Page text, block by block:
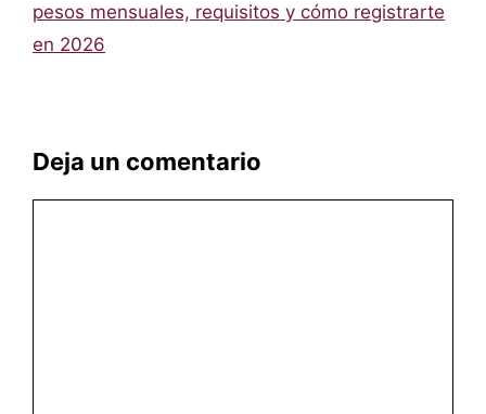
pesos mensuales, requisitos y cómo registrarte
en 2026
Deja un comentario